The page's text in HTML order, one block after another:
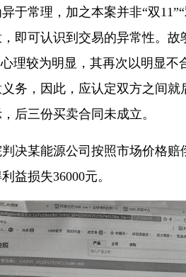
于常理，加之本案并非“双11”“
即可认识到交易的异常性。故
理较为明显，其再次以明显不
务，因此，应认定双方之间就
后三份买卖合同未成立。
某能源公司按照市场价格赔
益损失36000元。